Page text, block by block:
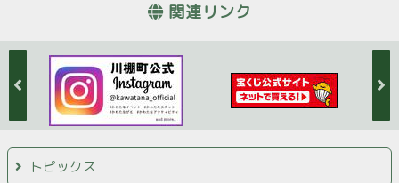
関連リンク
トピックス